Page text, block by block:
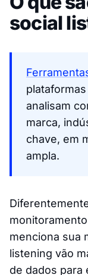
social
analisam
marca,
chave, em
ampla.
menciona sua
listening vão
de dados para